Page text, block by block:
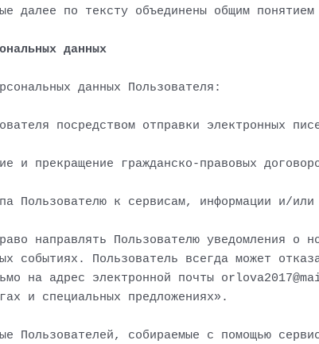
далее по тексту объединены общим
данных
данных Пользователя:
посредством отправки электронных
и прекращение гражданско-правовых
Пользователю к сервисам, информации и/
направлять Пользователю уведомления о
событиях. Пользователь всегда может
на адрес электронной почты
и специальных предложениях».
Пользователей, собираемые с помощью